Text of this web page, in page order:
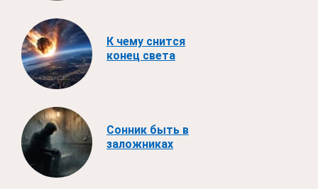
К чему снится
конец света
Сонник быть в
заложниках